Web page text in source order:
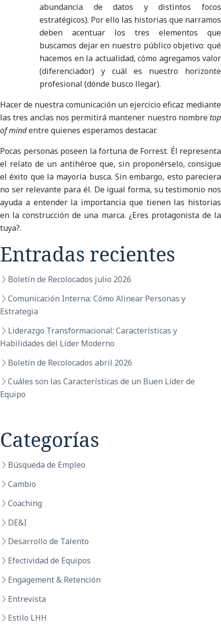
abundancia de datos y distintos focos
estratégicos). Por ello las historias que narramos
deben acentuar los tres elementos que
buscamos dejar en nuestro público objetivo: qué
hacemos en la actualidad, cómo agregamos valor
(diferenciador) y cuál es nuestro horizonte
profesional (dónde busco llegar).
Hacer de nuestra comunicación un ejercicio eficaz mediante
las tres anclas nos permitirá mantener nuestro nombre top
of mindentre quienes esperamos destacar.
Pocas personas poseen la fortuna de Forrest. Él representa
el relato de un antihéroe que, sin proponérselo, consigue
el éxito que la mayoría busca. Sin embargo, esto pareciera
no ser relevante para él. De igual forma, su testimonio nos
ayuda a entender la importancia que tienen las historias
en la construcción de una marca. ¿Eres protagonista de la
tuya?.
Entradas recientes
Boletín de Recolocados julio 2026
Comunicación Interna: Cómo Alinear Personas y
Estrategia
Liderazgo Transformacional: Características y
Habilidades del Líder Moderno
Boletín de Recolocados abril 2026
Cuáles son las Características de un Buen Líder de
Equipo
Categorías
Búsqueda de Empleo
Cambio
Coaching
DE&I
Desarrollo de Talento
Efectividad de Equipos
Engagement & Retención
Entrevista
Estilo LHH